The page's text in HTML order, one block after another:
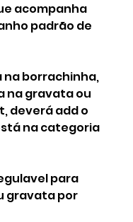
acompanha
padrão de
na borrachinha,
na gravata ou
deverá add o
na categoria
para
gravata por